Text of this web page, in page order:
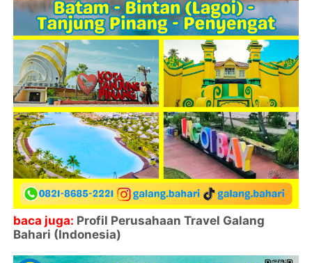
baca juga: Profil Perusahaan Travel Galang
Bahari (Indonesia)